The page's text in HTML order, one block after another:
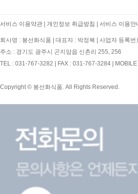
서비스 이용약관 개인정보 취급방침 서비스 이용안
회사명 : 봉선화식품 대표자 : 박정복 사업자 등록
주소 : 경기도 광주시 곤지암읍 신촌리 255, 256
TEL : 031-767-3282
FAX : 031-767-3284
Copyright © 봉선화식품. All Rights Reserved.